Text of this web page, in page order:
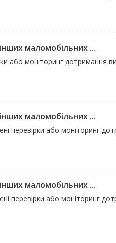
маломобільних ...
або моніторинг дотримання
маломобільних ...
перевірки або моніторинг
маломобільних ...
перевірки або моніторинг